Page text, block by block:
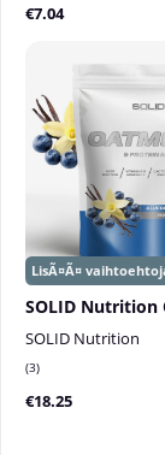
€7.04
SOLID Nutrition
3
€18.25